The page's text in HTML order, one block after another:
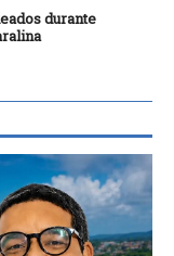
durante